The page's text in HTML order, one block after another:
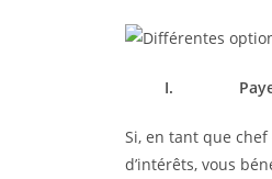
I.
Si, en tant que
d’intérêts, vous